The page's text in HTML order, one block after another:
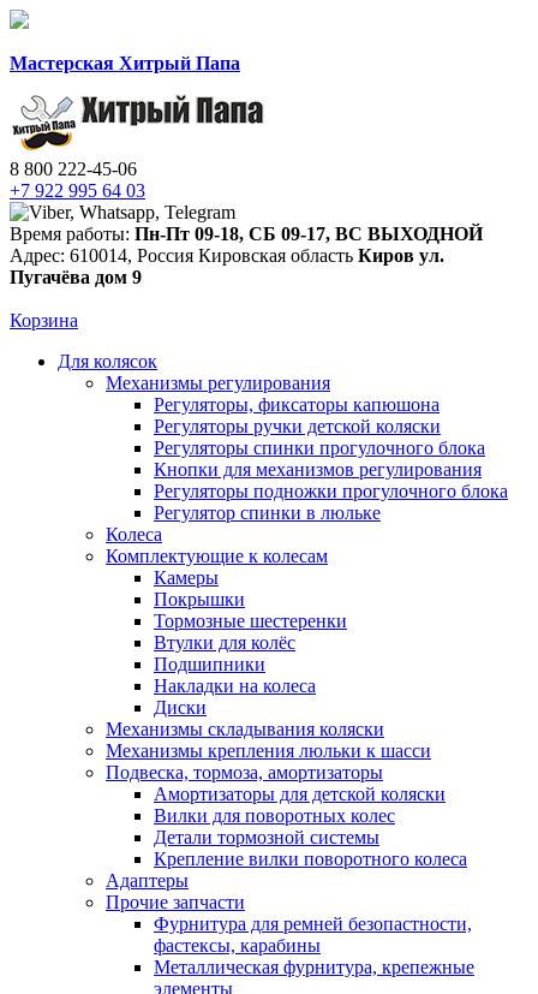
Мастерская Хитрый Папа
8 800 222-45-06
+7 922 995 64 03
Время работы: Пн-Пт 09-18, СБ 09-17, ВС ВЫХОДНОЙ
Адрес: 610014, Россия Кировская область Киров ул.
Пугачёва дом 9
Корзина
Для колясок
Механизмы регулирования
Регуляторы, фиксаторы капюшона
Регуляторы ручки детской коляски
Регуляторы спинки прогулочного блока
Кнопки для механизмов регулирования
Регуляторы подножки прогулочного блока
Регулятор спинки в люльке
Колеса
Комплектующие к колесам
Камеры
Покрышки
Тормозные шестеренки
Втулки для колёс
Подшипники
Накладки на колеса
Диски
Механизмы складывания коляски
Механизмы крепления люльки к шасси
Подвеска, тормоза, амортизаторы
Амортизаторы для детской коляски
Вилки для поворотных колес
Детали тормозной системы
Крепление вилки поворотного колеса
Адаптеры
Прочие запчасти
Фурнитура для ремней безопастности,
фастексы, карабины
Металлическая фурнитура, крепежные
элементы